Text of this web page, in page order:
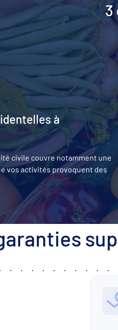
3
à
civile couvre notamment une
vos activités provoquent des